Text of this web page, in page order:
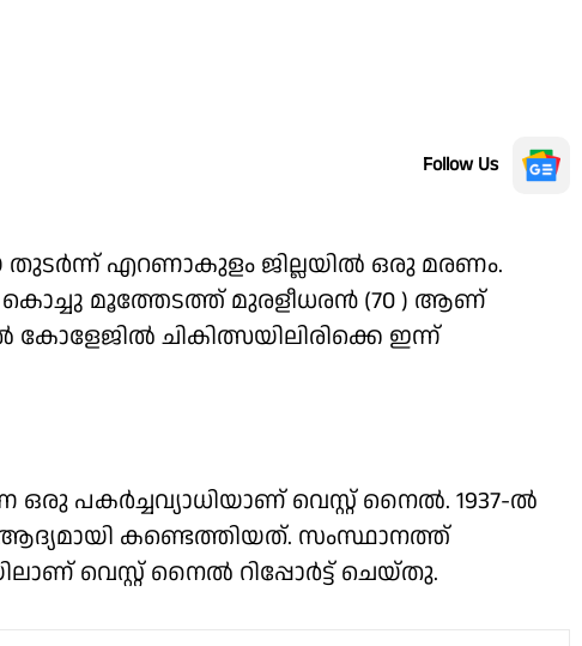
Follow Us
തുടർന്ന് എറണാകുളം ജില്ലയിൽ ഒരു മരണം.
മൂത്തേടത്ത് മുരളീധരൻ (70 ) ആണ്
കോളേജിൽ ചികിത്സയിലിരിക്കെ ഇന്ന്
പകർച്ചവ്യാധിയാണ് വെസ്റ്റ് നൈൽ. 1937-ൽ
കണ്ടെത്തിയത്. സംസ്ഥാനത്ത്
വെസ്റ്റ് നൈൽ റിപ്പോർട്ട് ചെയ്തു.